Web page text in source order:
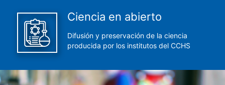
Ciencia en abierto
Difusión y preservación de la ciencia
producida por los institutos del CCHS